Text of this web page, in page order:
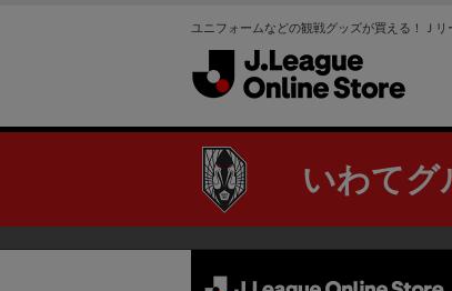
ユニフォームなどの観戦グッズが買える！Ｊ
いわてグ